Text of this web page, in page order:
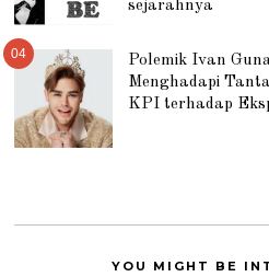
sejarahnya
04
Polemik Ivan
Menghadapi
KPI terhadap
YOU MIGHT BE